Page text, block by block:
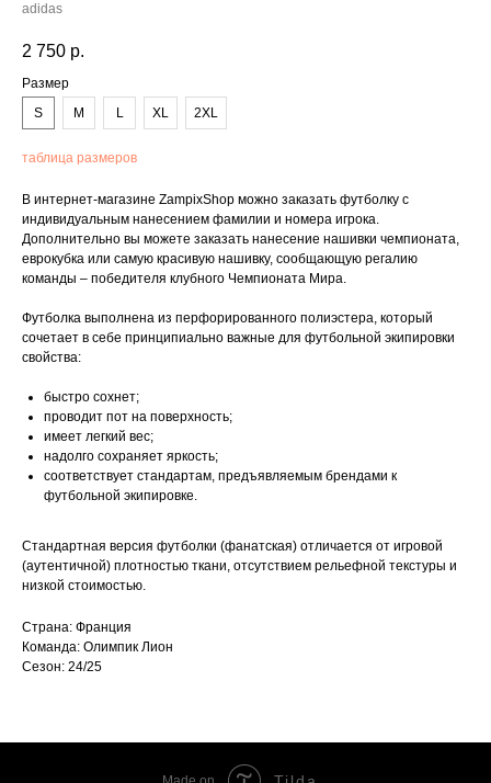
adidas
2 750 р.
Размер
S
M L XL 2XL
таблица размеров
В интернет-магазине ZampixShop можно заказать футболку с
индивидуальным нанесением фамилии и номера игрока.
Дополнительно вы можете заказать нанесение нашивки чемпионата,
еврокубка или самую красивую нашивку, сообщающую регалию
команды – победителя клубного Чемпионата Мира.
Футболка выполнена из перфорированного полиэстера, который
сочетает в себе принципиально важные для футбольной экипировки
свойства:
быстро сохнет;
проводит пот на поверхность;
имеет легкий вес;
надолго сохраняет яркость;
соответствует стандартам, предъявляемым брендами к
футбольной экипировке.
Стандартная версия футболки (фанатская) отличается от игровой
(аутентичной) плотностью ткани, отсутствием рельефной текстуры и
низкой стоимостью.
Страна: Франция
Команда: Олимпик Лион
Сезон: 24/25